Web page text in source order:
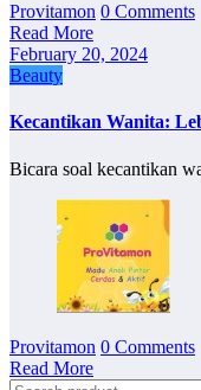
Provitamon 0 Comments
Read More
February 20, 2024
Beauty
Kecantikan Wanita:
Bicara soal kecantikan
Provitamon 0 Comments
Read More